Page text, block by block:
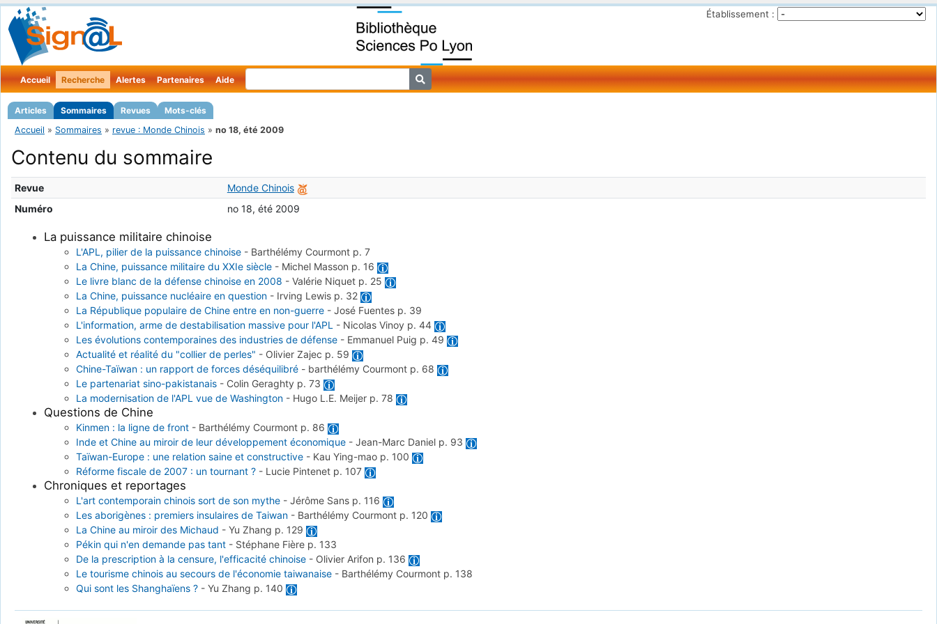
Établissement :
Accueil Recherche
Articles Sommaires Revues Mots-clés
Alertes Partenaires Aide
Accueil » Sommaires » revue : Monde Chinois » no 18, été 2009
Contenu du sommaire
Revue
Monde Chinois
Numéro
no 18, été 2009
La puissance militaire chinoise
L'APL, pilier de la puissance chinoise - Barthélémy Courmont p. 7
La Chine, puissance militaire du XXIe siècle - Michel Masson p. 16
Le livre blanc de la défense chinoise en 2008 -Valérie Niquet p. 25
La Chine, puissance nucléaire en question - Irving Lewis p. 32
La République populaire de Chine entre en non-guerre -José Fuentes p. 39
L'information, arme de destabilisation massive pour l'APL - Nicolas Vinoy p. 44
Les évolutions contemporaines des industries de défense - Emmanuel Puig p. 49
Actualité et réalité du "collier de perles" - Olivier Zajec p. 59
Chine-Taïwan : un rapport de forces déséquilibré - barthélémy Courmont p. 68
Le partenariat sino-pakistanais - Colin Geraghty p. 73
La modernisation de l'APL vue de Washington - Hugo L.E. Meijer p. 78
Questions de Chine
Kinmen : la ligne de front - Barthélémy Courmont p. 86
Inde et Chine au miroir de leur développement économique -Jean-Marc Daniel p. 93
Taïwan-Europe : une relation saine et constructive - Kau Ying-mao p. 100
Réforme fiscale de 2007 : un tournant ? - Lucie Pintenet p. 107
Chroniques et reportages
L'art contemporain chinois sort de son mythe -Jérôme Sans p. 116
Les aborigènes : premiers insulaires de Taiwan - Barthélémy Courmont p. 120
La Chine au miroir des Michaud -Yu Zhang p. 129
Pékin qui n'en demande pas tant - Stéphane Fière p. 133
De la prescription à la censure, l'efficacité chinoise - Olivier Arifon p. 136
Le tourisme chinois au secours de l'économie taiwanaise - Barthélémy Courmont p. 138
Qui sont les Shanghaïens ? -Yu Zhang p. 140